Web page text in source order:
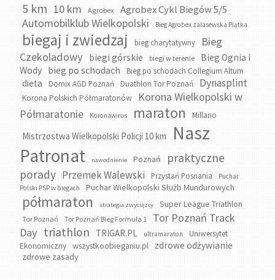
5 km 10 km Agrobex Agrobex Cykl Biegów 5/5
Automobilklub Wielkopolski Bieg Agrobex zalasewska Piątka
biegaj i zwiedzaj bieg charytatywny
Bieg
Czekoladowy
biegi górskie biegi w terenie
Bieg Ognia i
Wody bieg po schodach Bieg po schodach Collegium Altum
dieta Domix AGD Poznań Duathlon Tor Poznań Dynasplint
Korona Polskich Półmaratonów
Korona Wielkopolski w
Półmaratonie
Koronawirus maraton Millano
Mistrzostwa Wielkopolski Policji 10 km
Nasz
Patronat
nawodnienie Poznań
praktyczne
porady Przemek Walewski Przystań Posnania
Puchar
Polski PSP w biegach
Puchar Wielkopolski Służb Mundurowych
półmaraton strategia zwycięzcy Super League Triathlon
Tor Poznań Tor Poznań Bieg Formuła 1
Tor Poznań Track
Day triathlon TRIGAR.PL ultramaraton
Uniwersytet
Ekonomiczny
wszystkoobieganiu.pl zdrowe odżywianie
zdrowe zasady